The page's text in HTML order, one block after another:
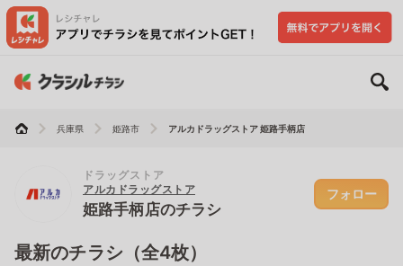
兵庫県 姫路市 アルカドラッグストア 姫路手柄店
ドラッグストア
アルカドラッグストア
姫路手柄店のチラシ
フォロー
最新のチラシ（全4枚）